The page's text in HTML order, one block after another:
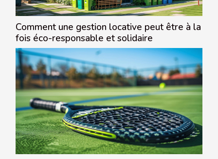
Comment une gestion locative peut être à la
fois éco-responsable et solidaire